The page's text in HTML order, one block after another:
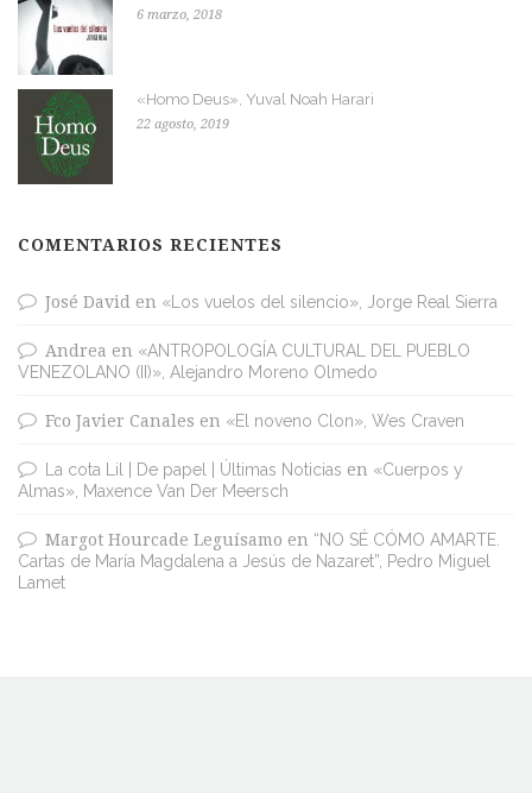
6 marzo, 2018
«Homo Deus», Yuval Noah Harari
22 agosto, 2019
COMENTARIOS RECIENTES
José David en «Los vuelos del silencio», Jorge Real Sierra
Andrea en «ANTROPOLOGÍA CULTURAL DEL PUEBLO
VENEZOLANO (II)», Alejandro Moreno Olmedo
Fco Javier Canales en «El noveno Clon», Wes Craven
La cota Lil | De papel | Últimas Noticias en «Cuerpos y
Almas», Maxence Van Der Meersch
Margot Hourcade Leguísamo en “NO SÉ CÓMO AMARTE.
Cartas de María Magdalena a Jesús de Nazaret”, Pedro Miguel
Lamet